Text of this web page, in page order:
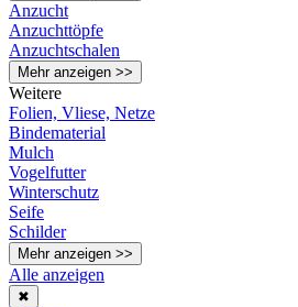
Anzucht
Anzuchttöpfe
Anzuchtschalen
Mehr anzeigen >>
Weitere
Folien, Vliese, Netze
Bindematerial
Mulch
Vogelfutter
Winterschutz
Seife
Schilder
Mehr anzeigen >>
Alle anzeigen
✖